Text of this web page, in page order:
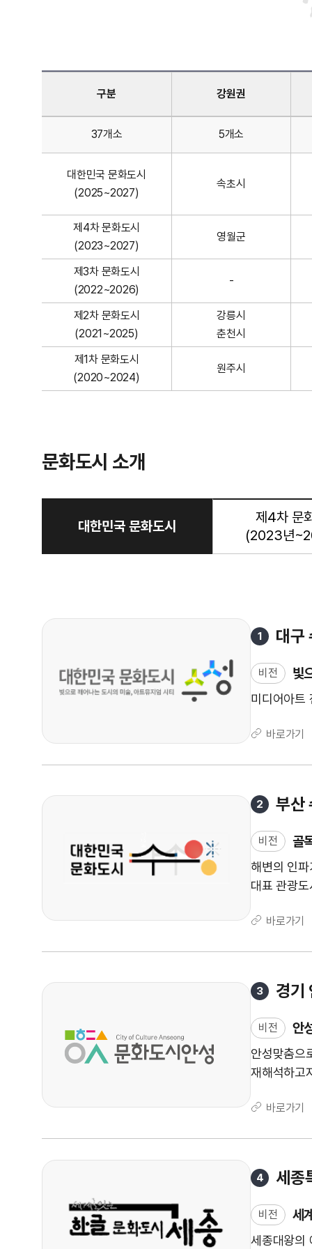
e
m
문
테
입
목
구
,
,
시
주
,
있
구분 강원권
37개소 5개소
대한민국 문화도시
(2025~2027)
속초시
제4차 문화도시
(2023~2027)
영월군
제3차 문화도시
(2022~2026)
-
제2차 문화도시
(2021~2025)
강릉시
춘천시
제1차 문화도시
(2020~2024)
원주시
문화도시 소개
대한민국 문화도시선택됨
제4차 문
(2023년
한
시
1 대구
비전 빛
미디어아트
바로가기
2 부산
비전 골
해변의 인
대표 관광
바로가기
3 경기
비전 안
안성맞춤으
재해석하고
바로가기
4 세종
비전 세
세종대왕의